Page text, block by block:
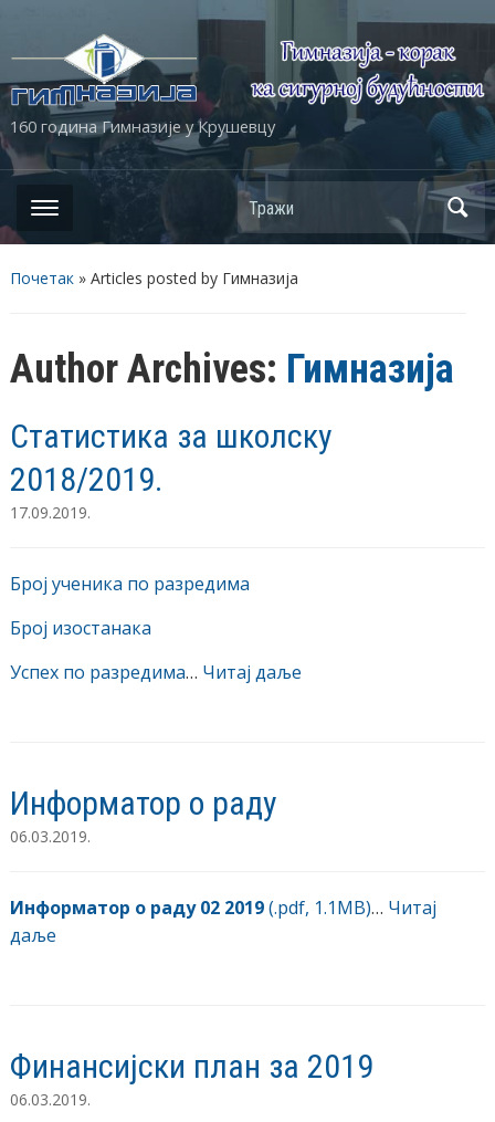
160 година Гимназије у Крушевцу
Почетак» Articles posted by Гимназија
Author Archives: Гимназија
Статистика за школску
2018/2019.
17.09.2019.
Број ученика по разредима
Број изостанака
Успех по разредима… Читај даље
Информатор о раду
06.03.2019.
Информатор о раду 02 2019(.pdf, 1.1MB)… Читај
даље
Финансијски план за 2019
06.03.2019.